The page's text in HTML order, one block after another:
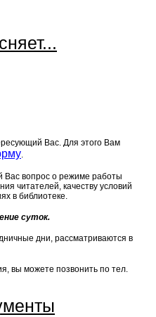
Вас. Для этого Вам
.
Вас вопрос о режиме работы
читателей, качеству условий
в библиотеке.
суток.
дни, рассматриваются в
вы можете позвонить по тел.